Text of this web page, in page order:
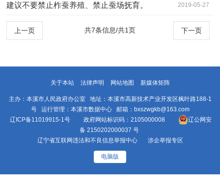
建议不要禁止柞蚕养殖、禁止蚕场抚育。 2019-05-27
上一页 下一页
共7条信息/共1页
关于本站 法律声明 网站地图 新媒体矩阵
主办：本溪市人民政府办公室 地址：本溪市高新技术产业开发区枫叶路188-1
号 运行管理：本溪市数据中心 邮箱：bxszwgkb@163.com
辽ICP备11019915-1号 政府网站标识码：2105000008
辽公网安
备 2150202000037 号
辽宁省互联网违法和不良信息举报中心
涉企举报专区
电脑版